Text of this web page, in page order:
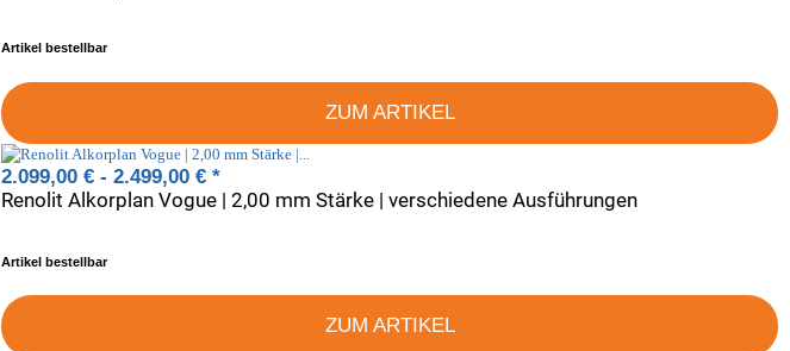
Artikel bestellbar
ZUM ARTIKEL
Renolit Alkorplan Vogue | 2,00 mm Stärke | verschiedene Ausführungen
2.099,00 € - 2.499,00 € *
Artikel bestellbar
ZUM ARTIKEL